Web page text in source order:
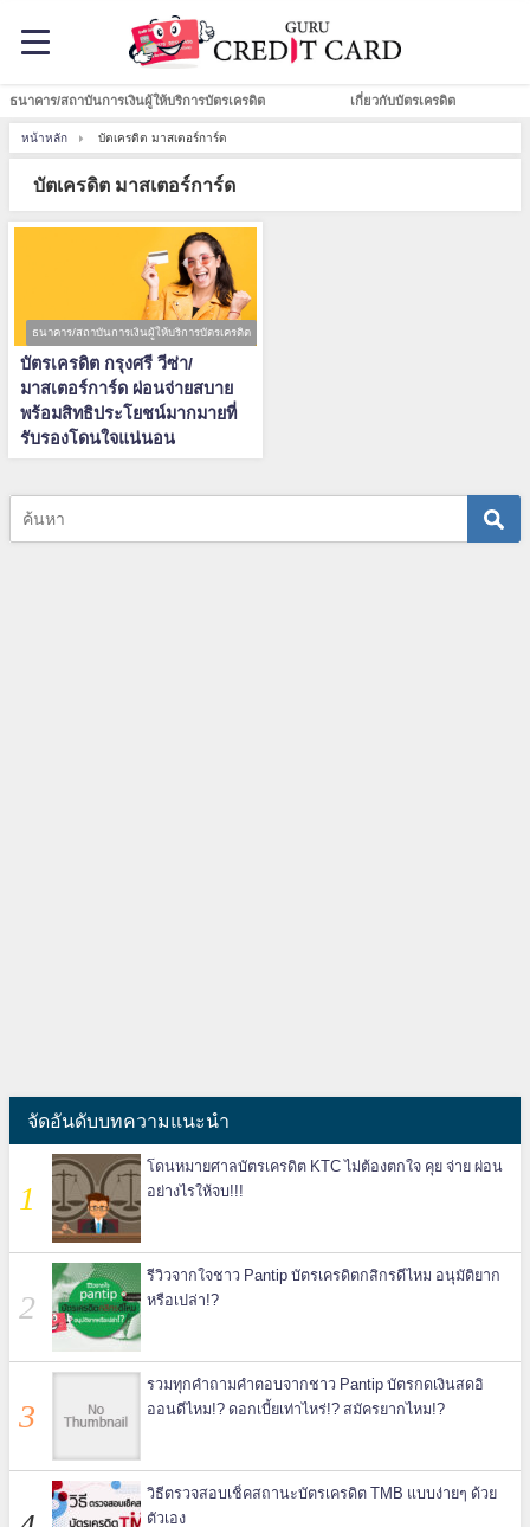
ธนาคาร/สถาบันการเงินผู้ให้บริการบัตรเครดิต เกี่ยวกับบัตรเครดิต
หน้าหลัก บัตเครดิต มาสเตอร์การ์ด
บัตเครดิต มาสเตอร์การ์ด
ธนาคาร/สถาบันการเงินผู้ให้บริการบัตรเครดิต
บัตรเครดิต กรุงศรี วีซ่า/
มาสเตอร์การ์ด ผ่อนจ่ายสบาย
พร้อมสิทธิประโยชน์มากมายที่
รับรองโดนใจแน่นอน
จัดอันดับบทความแนะนำ
โดนหมายศาลบัตรเครดิต KTC ไม่ต้องตกใจ คุย จ่าย ผ่อน
อย่างไรให้จบ!!!
รีวิวจากใจชาว Pantip บัตรเครดิตกสิกรดีไหม อนุมัติยาก
หรือเปล่า!?
รวมทุกคำถามคำตอบจากชาว Pantip บัตรกดเงินสดอิ
ออนดีไหม!? ดอกเบี้ยเท่าไหร่!? สมัครยากไหม!?
วิธีตรวจสอบเช็คสถานะบัตรเครดิต TMB แบบง่ายๆ ด้วย
ตัวเอง